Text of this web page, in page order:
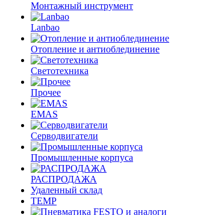
Монтажный инструмент
Lanbao
Отопление и антиоблединение
Светотехника
Прочее
EMAS
Cерводвигатели
Промышленные корпуса
РАСПРОДАЖА
Удаленный склад
TEMP